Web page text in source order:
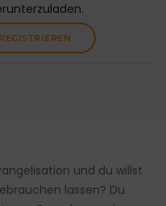
und du willst
lassen? Du